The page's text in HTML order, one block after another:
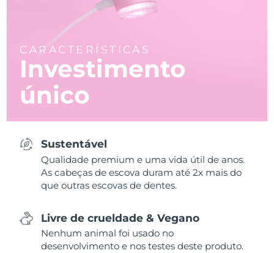
CARACTERÍSTICAS
Investimento
único
Sustentável
Qualidade premium e uma vida útil de anos.
As cabeças de escova duram até 2x mais do
que outras escovas de dentes.
Livre de crueldade & Vegano
Nenhum animal foi usado no
desenvolvimento e nos testes deste produto.